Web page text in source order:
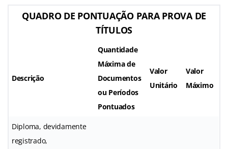
QUADRO DE PONTUAÇÃO PARA PROVA DE
TÍTULOS
Descrição
Quantidade
Máxima de
Documentos
ou Períodos
Pontuados
Valor
Unitário
Valor
Máximo
Diploma, devidamente
registrado,